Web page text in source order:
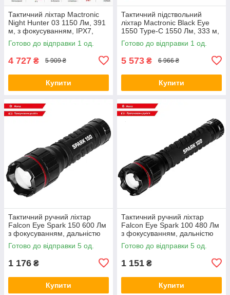
Тактичний ліхтар Mactronic
Night Hunter 03 1150 Лм, 391
м, з фокусуванням, IPX7,
підствольний, чорний
Готово до відправки 1 од.
4 727 ₴ 5 909 ₴
Купити
Тактичний підствольний
ліхтар Mactronic Black Eye
1550 Type-C 1550 Лм, 333 м,
акумулятор 18650, IPX5,
чорний
Готово до відправки 1 од.
5 573 ₴ 6 966 ₴
Купити
Тактичний ручний ліхтар
Falcon Eye Spark 150 600 Лм
з фокусуванням, дальністю
300 м і живленням 3×AAA,
чорний
Готово до відправки 5 од.
1 176 ₴
Купити
Тактичний ручний ліхтар
Falcon Eye Spark 100 480 Лм
з фокусуванням, дальністю
125 м і живленням 2×AA,
чорний
Готово до відправки 5 од.
1 151 ₴
Купити